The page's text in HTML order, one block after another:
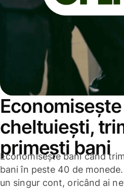
cheltuiești,
primești bani
Economisește bani când
bani în peste 40 de
un singur cont, oricând ai